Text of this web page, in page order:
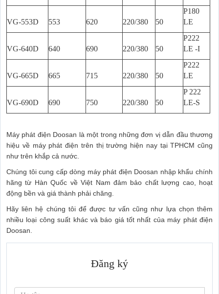
VG-553D 553 620 220/380 50
P180
LE
VG-640D 640 690 220/380 50
P222
LE -I
VG-665D 665 715 220/380 50
P222
LE
VG-690D 690 750 220/380 50
P 222
LE-S
Máy phát điện Doosan là một trong những đơn vị dẫn đầu thương
hiệu về máy phát điện trên thị trường hiện nay tại TPHCM cũng
như trên khắp cả nước.
Chúng tôi cung cấp dòng máy phát điện Doosan nhập khẩu chính
hãng từ Hàn Quốc về Việt Nam đảm bảo chất lượng cao, hoạt
động bền và giá thành phải chăng.
Hãy liên hệ chúng tôi để được tư vấn cũng như lựa chọn thêm
nhiều loại công suất khác và báo giá tốt nhất của máy phát điện
Doosan.
Đăng ký